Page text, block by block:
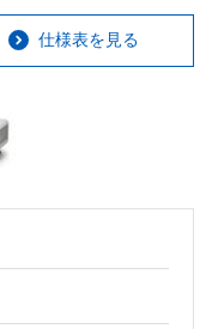
仕様表を見る